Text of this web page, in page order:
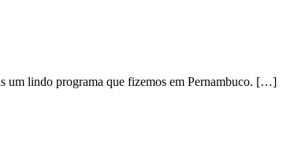
um lindo programa que fizemos em Pernambuco. […]